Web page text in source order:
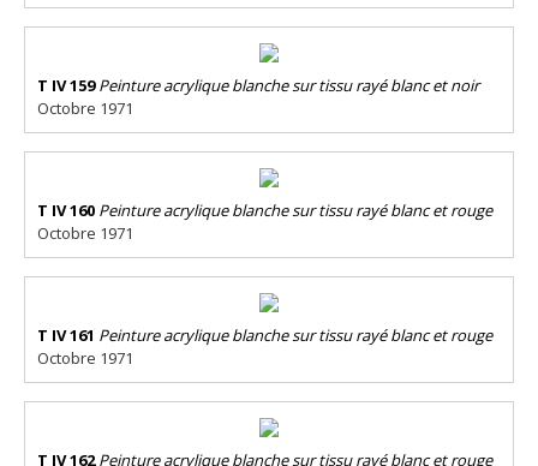
T IV 159 Peinture acrylique blanche sur tissu rayé blanc et noir
Octobre 1971
T IV 160 Peinture acrylique blanche sur tissu rayé blanc et rouge
Octobre 1971
T IV 161 Peinture acrylique blanche sur tissu rayé blanc et rouge
Octobre 1971
T IV 162 Peinture acrylique blanche sur tissu rayé blanc et rouge